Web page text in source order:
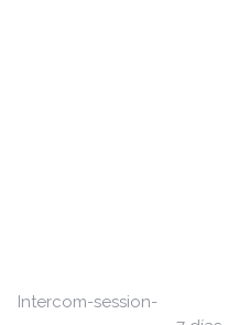
Intercom-session-